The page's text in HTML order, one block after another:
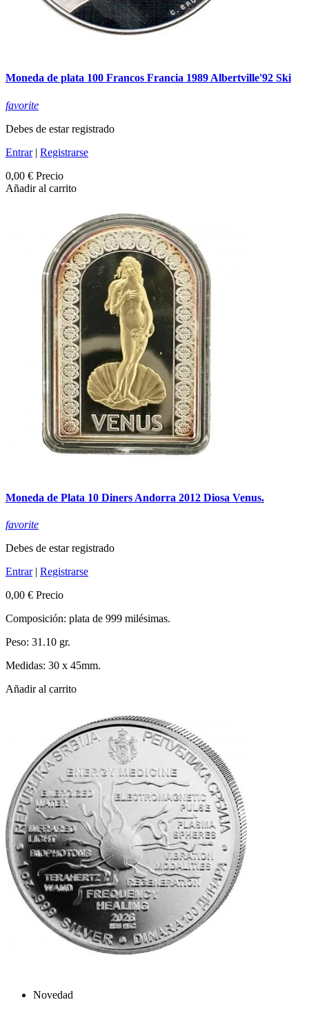
Moneda de plata 100 Francos Francia 1989 Albertville'92 Ski
favorite
Debes de estar registrado
Entrar| Registrarse
0,00 € Precio
Añadir al carrito
Moneda de Plata 10 Diners Andorra 2012 Diosa Venus.
favorite
Debes de estar registrado
Entrar| Registrarse
0,00 € Precio
Composición: plata de 999 milésimas.
Peso: 31.10 gr.
Medidas: 30 x 45mm.
Añadir al carrito
Novedad